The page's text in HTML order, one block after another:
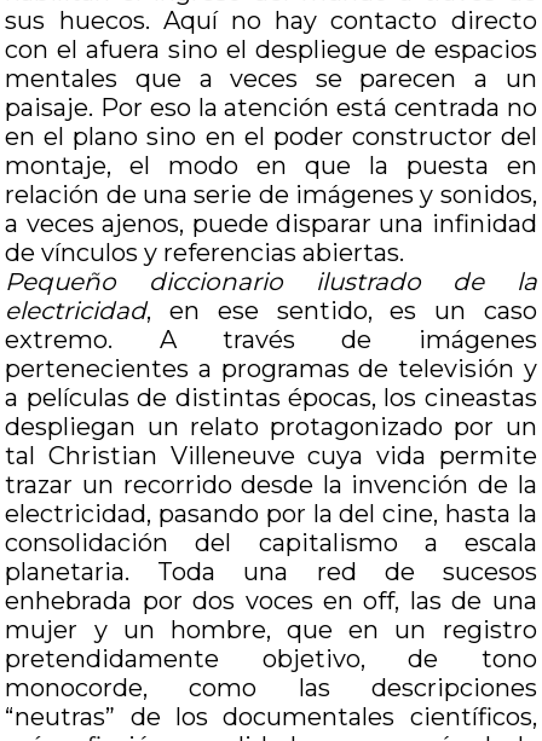
sus huecos. Aquí no hay contacto directo
con el afuera sino el despliegue de espacios
mentales que a veces se parecen a un
paisaje. Por eso la atención está centrada no
en el plano sino en el poder constructor del
montaje, el modo en que la puesta en
relación de una serie de imágenes y sonidos,
a veces ajenos, puede disparar una infinidad
de vínculos y referencias abiertas.
Pequeño diccionario ilustrado de la
electricidad, en ese sentido, es un caso
extremo. A través de imágenes
pertenecientes a programas de televisión y
a películas de distintas épocas, los cineastas
despliegan un relato protagonizado por un
tal Christian Villeneuve cuya vida permite
trazar un recorrido desde la invención de la
electricidad, pasando por la del cine, hasta la
consolidación del capitalismo a escala
planetaria. Toda una red de sucesos
enhebrada por dos voces en off, las de una
mujer y un hombre, que en un registro
pretendidamente objetivo, de tono
monocorde, como las descripciones
“neutras” de los documentales científicos,